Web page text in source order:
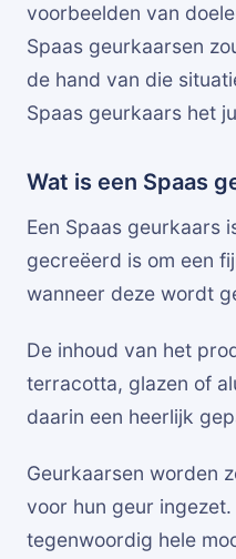
voorbeelden van
Spaas geurkaarsen
de hand van die
Spaas geurkaars het
Wat is een Spaas
Een Spaas geurkaars
gecreëerd is om een
wanneer deze wordt
De inhoud van het
terracotta, glazen of
daarin een heerlijk
Geurkaarsen worden
voor hun geur
tegenwoordig hele